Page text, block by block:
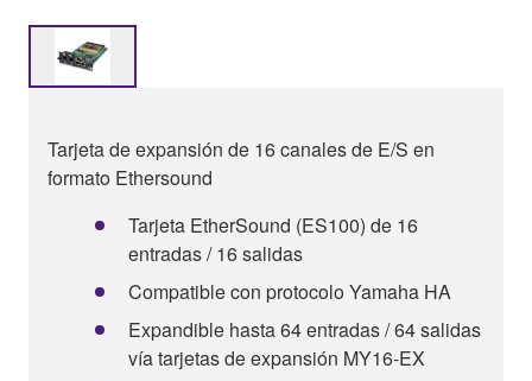
Tarjeta de expansión de 16 canales de E/S en
formato Ethersound
Tarjeta EtherSound (ES100) de 16
entradas / 16 salidas
Compatible con protocolo Yamaha HA
Expandible hasta 64 entradas / 64 salidas
vía tarjetas de expansión MY16-EX